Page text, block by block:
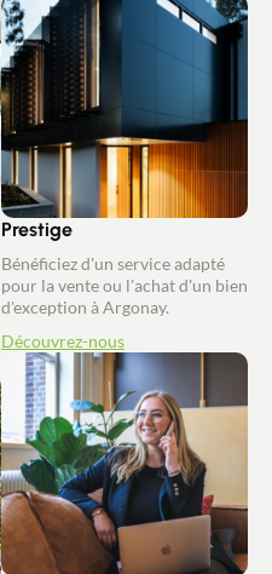
Prestige
Bénéficiez d'un service adapté
pour la vente ou l'achat d'un bien
d'exception à Argonay.
Découvrez-nous